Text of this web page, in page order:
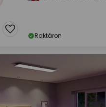
Raktáron